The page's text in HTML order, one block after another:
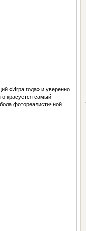
«Игра года» и уверенно
красуется самый
фотореалистичной